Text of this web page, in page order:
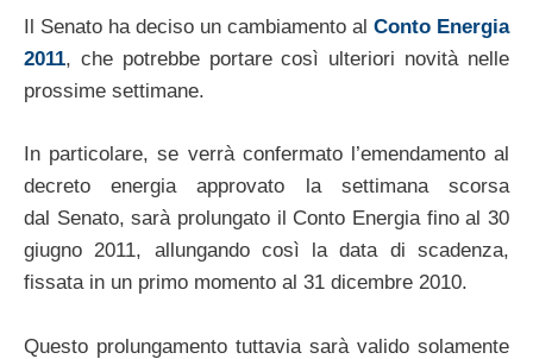
Il Senato ha deciso un cambiamento al Conto Energia
2011, che potrebbe portare così ulteriori novità nelle
prossime settimane.
In particolare, se verrà confermato l’emendamento al
decreto energia approvato la settimana scorsa
dal Senato, sarà prolungato il Conto Energia fino al 30
giugno 2011, allungando così la data di scadenza,
fissata in un primo momento al 31 dicembre 2010.
Questo prolungamento tuttavia sarà valido solamente